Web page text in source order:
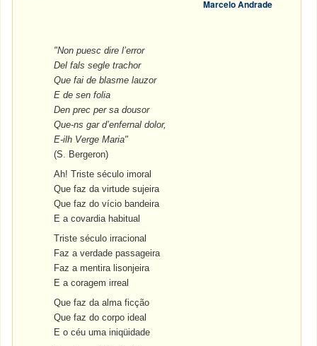
Marcelo Andrade
"Non puesc dire l’error
Del fals segle trachor
Que fai de blasme lauzor
E de sen folia
Den prec per sa dousor
Que-ns gar d’enfernal dolor,
E-ilh Verge Maria"
(S. Bergeron)
Ah! Triste século imoral
Que faz da virtude sujeira
Que faz do vício bandeira
E a covardia habitual
Triste século irracional
Faz a verdade passageira
Faz a mentira lisonjeira
E a coragem irreal
Que faz da alma ficção
Que faz do corpo ideal
E o céu uma iniqüidade